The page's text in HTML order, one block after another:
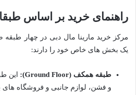
راهنمای خرید بر اساس
مرکز خرید مارینا مال دبی در چهار
یک بخش های خاص خود را دارند:
طبقه همکف (Ground Floor):
این
و فشن، لوازم جانبی و فروشگاه